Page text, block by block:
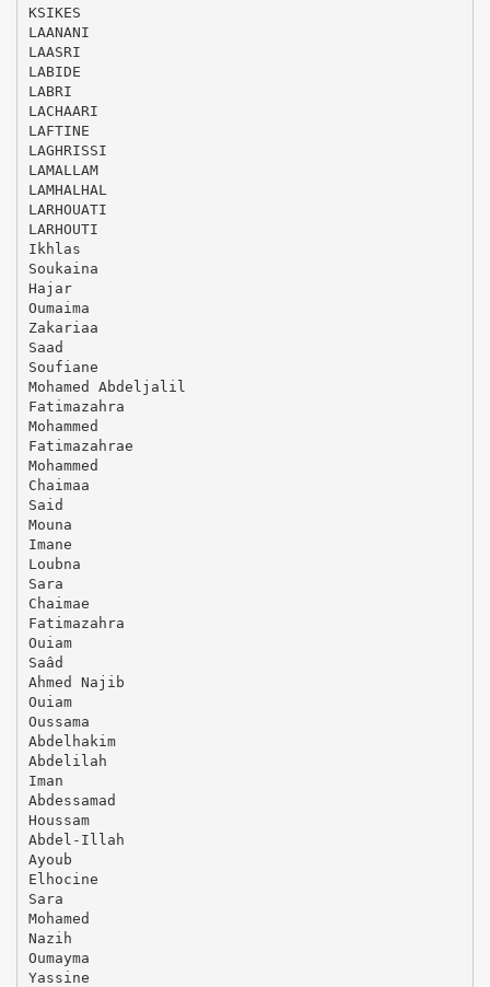
KSIKES
LAANANI
LAASRI
LABIDE
LABRI
LACHAARI
LAFTINE
LAGHRISSI
LAMALLAM
LAMHALHAL
LARHOUATI
LARHOUTI
Ikhlas
Soukaina
Hajar
Oumaima
Zakariaa
Saad
Soufiane
Mohamed Abdeljalil
Fatimazahra
Mohammed
Fatimazahrae
Mohammed
Chaimaa
Said
Mouna
Imane
Loubna
Sara
Chaimae
Fatimazahra
Ouiam
Saâd
Ahmed Najib
Ouiam
Oussama
Abdelhakim
Abdelilah
Iman
Abdessamad
Houssam
Abdel-Illah
Ayoub
Elhocine
Sara
Mohamed
Nazih
Oumayma
Yassine